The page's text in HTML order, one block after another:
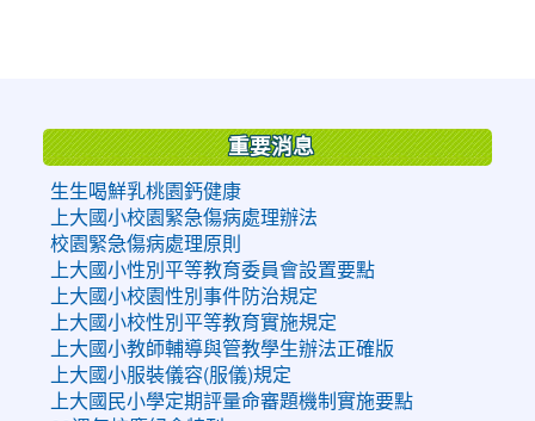
重要消息
生生喝鮮乳桃園鈣健康
上大國小校園緊急傷病處理辦法
校園緊急傷病處理原則
上大國小性別平等教育委員會設置要點
上大國小校園性別事件防治規定
上大國小校性別平等教育實施規定
上大國小教師輔導與管教學生辦法正確版
上大國小服裝儀容(服儀)規定
上大國民小學定期評量命審題機制實施要點